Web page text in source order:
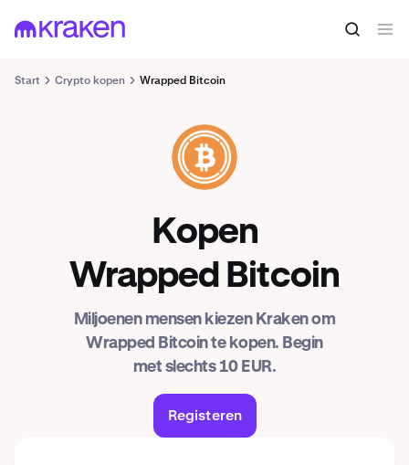
Start Crypto kopen Wrapped Bitcoin
WBTC
Kopen
Wrapped Bitcoin
Miljoenen mensen kiezen Kraken om
Wrapped Bitcoin te kopen. Begin
met slechts 10 EUR.
Registeren